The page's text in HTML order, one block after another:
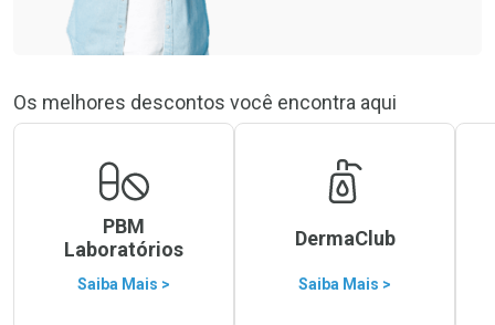
Os melhores descontos você encontra aqui
PBM
Laboratórios
Saiba Mais >
DermaClub
Saiba Mais >